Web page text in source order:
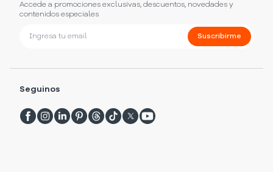
Accede a promociones exclusivas, descuentos, novedades y
contenidos especiales
Suscribirme
Seguinos